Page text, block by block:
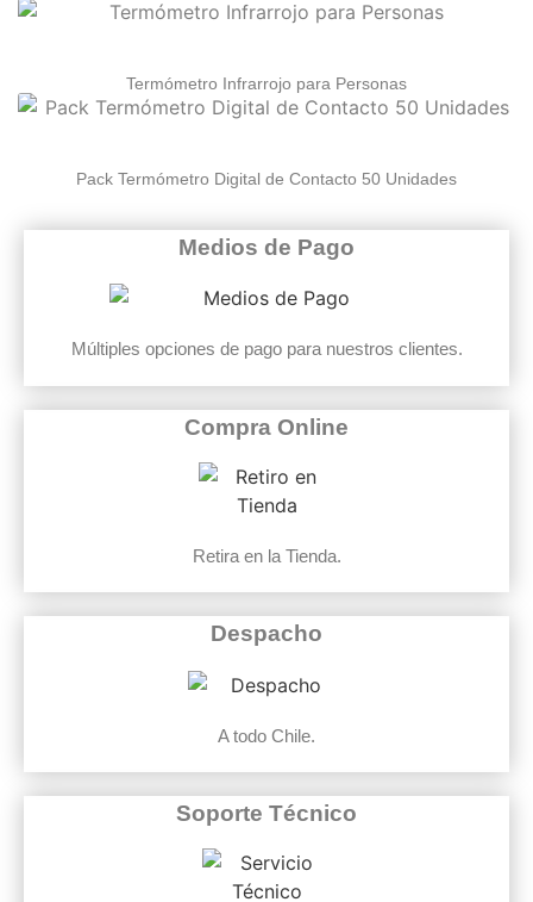
Termómetro Infrarrojo para Personas
Pack Termómetro Digital de Contacto 50 Unidades
Medios de Pago
Múltiples opciones de pago para nuestros clientes.
Compra Online
Retira en la Tienda.
Despacho
A todo Chile.
Soporte Técnico